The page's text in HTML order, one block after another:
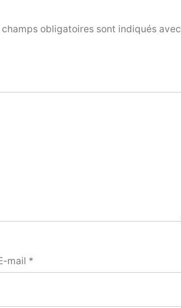
champs obligatoires sont indiqués avec
mail *